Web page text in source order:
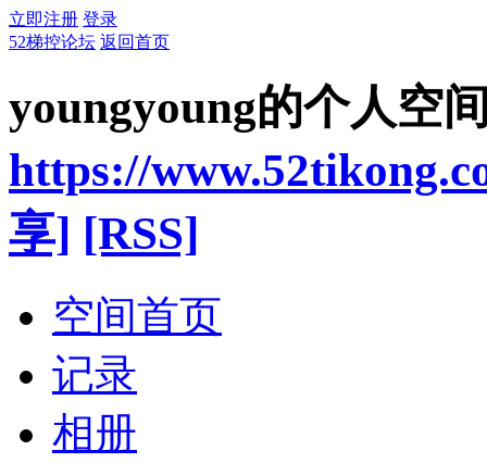
立即注册 登录
52梯控论坛 返回首页
youngyoung的个人空
https://
享] [RSS]
空间首页
记录
相册